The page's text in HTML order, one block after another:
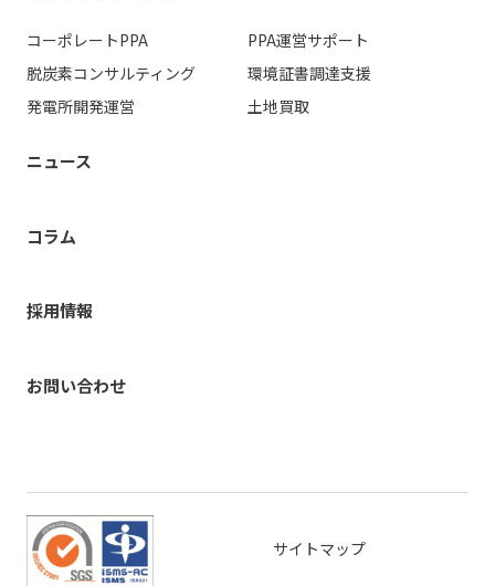
コーポレートPPA PPA運営サポート
脱炭素コンサルティング
環境証書調達支援
発電所開発運営
土地買取
ニュース
コラム
採用情報
お問い合わせ
サイトマップ